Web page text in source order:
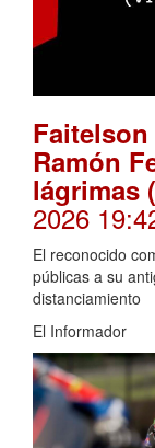
Ramón
lágrimas
2026
El reconocido
públicas a su
distanciamiento
El Informador